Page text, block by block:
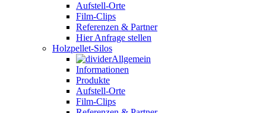
Aufstell-Orte
Film-Clips
Referenzen & Partner
Hier Anfrage stellen
Holzpellet-Silos
Allgemein
Informationen
Produkte
Aufstell-Orte
Film-Clips